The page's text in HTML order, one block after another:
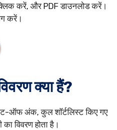
करें, और PDF डाउनलोड करें।
करें।
क्या हैं?
कट-ऑफ अंक, कुल शॉर्टलिस्ट किए गए
विवरण होता है।